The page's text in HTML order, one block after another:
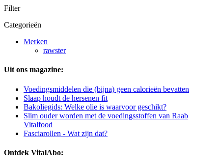
Filter
Categorieën
Merken
rawster
Uit ons magazine:
Voedingsmiddelen die (bijna) geen calorieën bevatten
Slaap houdt de hersenen fit
Bakoliegids: Welke olie is waarvoor geschikt?
Slim ouder worden met de voedingsstoffen van Raab
Vitalfood
Fasciarollen - Wat zijn dat?
Ontdek VitalAbo: